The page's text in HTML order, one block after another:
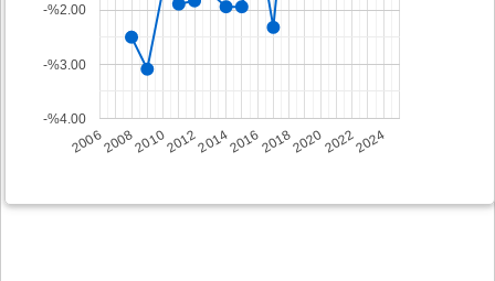
2006200820102012201420162018202020222024
-%4.00
-%3.00
-%2.00